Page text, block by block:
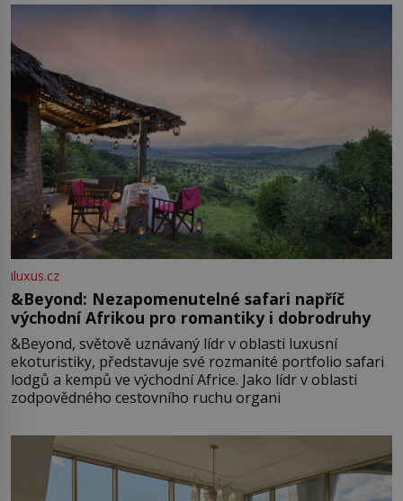
iluxus.cz
&Beyond: Nezapomenutelné safari napříč
východní Afrikou pro romantiky i dobrodruhy
&Beyond, světově uznávaný lídr v oblasti luxusní
ekoturistiky, představuje své rozmanité portfolio safari
lodgů a kempů ve východní Africe. Jako lídr v oblasti
zodpovědného cestovního ruchu organi